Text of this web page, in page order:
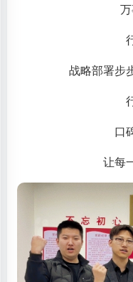
战略部署步
口
让每